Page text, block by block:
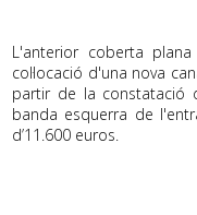
L'anterior coberta
col·locació d'una nova
partir de la constatació
banda esquerra de
d’11.600 euros.